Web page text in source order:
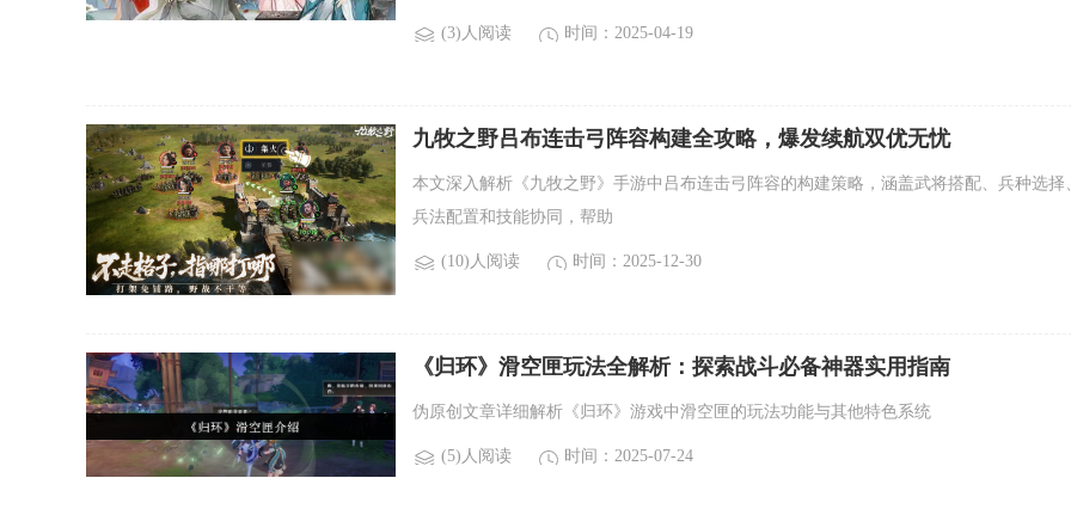
(3)人阅读 时间：2025-04-19
九牧之野吕布连击弓阵容构建全攻略，爆发续航双优无忧
本文深入解析《九牧之野》手游中吕布连击弓阵容的构建策略，涵盖武将搭配、兵种选择
兵法配置和技能协同，帮助
(10)人阅读 时间：2025-12-30
《归环》滑空匣玩法全解析：探索战斗必备神器实用指南
伪原创文章详细解析《归环》游戏中滑空匣的玩法功能与其他特色系统
(5)人阅读 时间：2025-07-24